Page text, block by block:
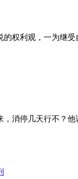
的权利观，一为继
消停几天行不？